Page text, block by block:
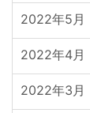
2022年5月
2022年4月
2022年3月